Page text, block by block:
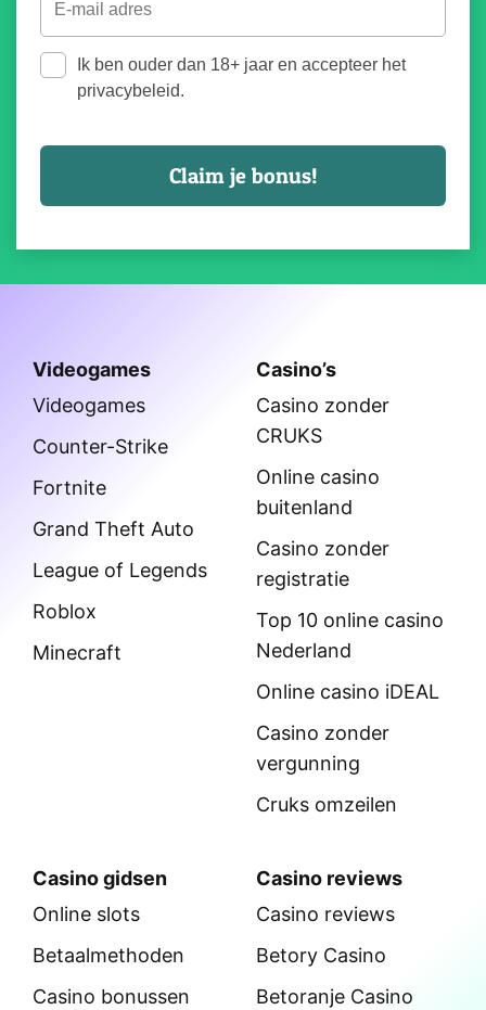
Ik ben ouder dan 18+ jaar en accepteer het
privacybeleid.
Videogames
Videogames
Counter-Strike
Fortnite
Grand Theft Auto
League of Legends
Roblox
Minecraft
Casino’s
Casino zonder
CRUKS
Online casino
buitenland
Casino zonder
registratie
Top 10 online casino
Nederland
Online casino iDEAL
Casino zonder
vergunning
Cruks omzeilen
Casino gidsen
Online slots
Betaalmethoden
Casino bonussen
Casino reviews
Casino reviews
Betory Casino
Betoranje Casino